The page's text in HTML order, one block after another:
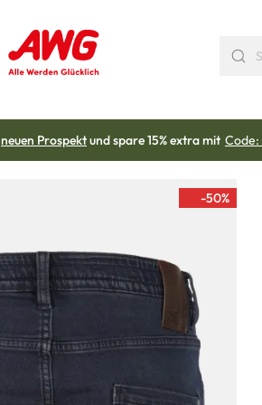
neuen Prospektund spare 15% extra mit Code:
-50%